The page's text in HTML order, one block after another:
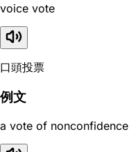
voice vote
口頭投票
例文
a vote of nonconfidence